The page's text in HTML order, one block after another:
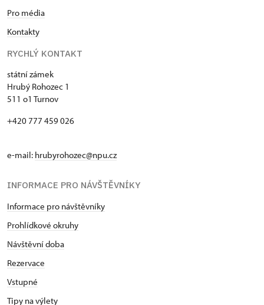
Pro média
Kontakty
RYCHLÝ KONTAKT
státní zámek
Hrubý Rohozec 1
511 o1 Turnov
+420 777 459 026
e-mail: hrubyrohozec@npu.cz
INFORMACE PRO NÁVŠTĚVNÍKY
Informace pro návštěvníky
Prohlídkové okruhy
Návštěvní doba
Rezervace
Vstupné
Tipy na výlety